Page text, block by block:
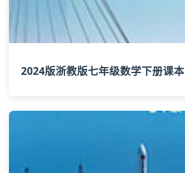
2024版浙教版七年级数学下册课本